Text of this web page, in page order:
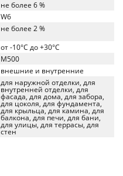
не более 6 %
W6
не более 2 %
от -10°C до +30°C
M500
внешние и внутренние
для наружной отделки, для
внутренней отделки, для
фасада, для дома, для забора,
для цоколя, для фундамента,
для крыльца, для камина, для
балкона, для печи, для бани,
для улицы, для террасы, для
стен